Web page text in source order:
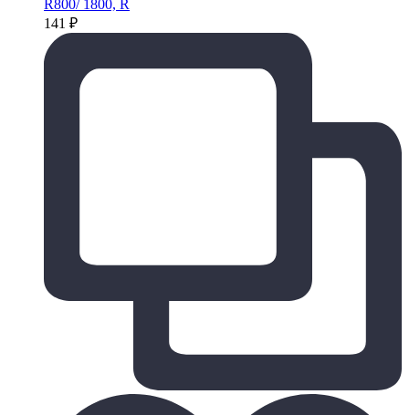
R800/ 1800, R
141 ₽